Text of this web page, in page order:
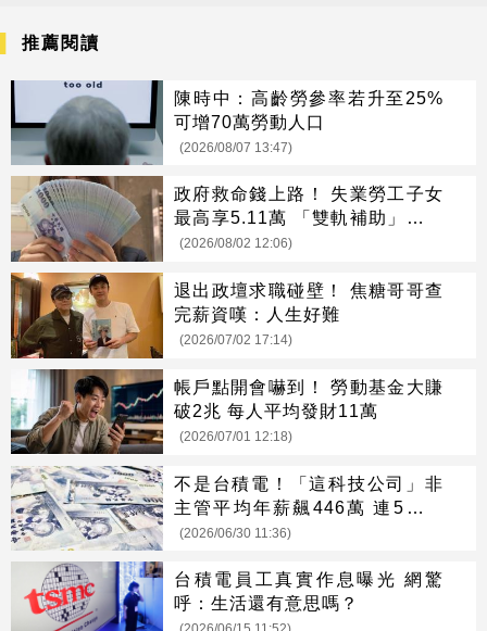
推薦閱讀
陳時中：高齡勞參率若升至25%
可增70萬勞動人口
(2026/08/07 13:47)
政府救命錢上路！ 失業勞工子女
最高享5.11萬 「雙軌補助」一次
看懂
(2026/08/02 12:06)
退出政壇求職碰壁！ 焦糖哥哥查
完薪資嘆：人生好難
(2026/07/02 17:14)
帳戶點開會嚇到！ 勞動基金大賺
破2兆 每人平均發財11萬
(2026/07/01 12:18)
不是台積電！「這科技公司」非
主管平均年薪飆446萬 連5年奪
冠
(2026/06/30 11:36)
台積電員工真實作息曝光 網驚
呼：生活還有意思嗎？